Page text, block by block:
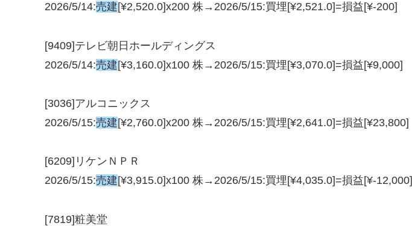
2026/5/14:売建[¥2,520.0]x200 株→2026/5/15:買埋[¥2,521.0]=損益[¥-200]
[9409]テレビ朝日ホールディングス
2026/5/14:売建[¥3,160.0]x100 株→2026/5/15:買埋[¥3,070.0]=損益[¥9,000]
[3036]アルコニックス
2026/5/15:売建[¥2,760.0]x200 株→2026/5/15:買埋[¥2,641.0]=損益[¥23,800]
[6209]リケンＮＰＲ
2026/5/15:売建[¥3,915.0]x100 株→2026/5/15:買埋[¥4,035.0]=損益[¥-12,000]
[7819]粧美堂